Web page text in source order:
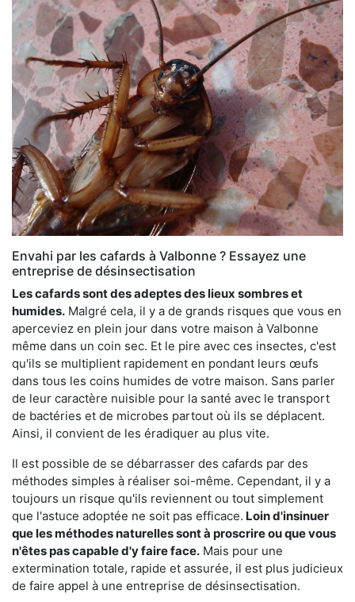
Envahi par les cafards à Valbonne ? Essayez une
entreprise de désinsectisation
Les cafards sont des adeptes des lieux sombres et
humides. Malgré cela, il y a de grands risques que vous en
aperceviez en plein jour dans votre maison à Valbonne
même dans un coin sec. Et le pire avec ces insectes, c'est
qu'ils se multiplient rapidement en pondant leurs œufs
dans tous les coins humides de votre maison. Sans parler
de leur caractère nuisible pour la santé avec le transport
de bactéries et de microbes partout où ils se déplacent.
Ainsi, il convient de les éradiquer au plus vite.
Il est possible de se débarrasser des cafards par des
méthodes simples à réaliser soi-même. Cependant, il y a
toujours un risque qu'ils reviennent ou tout simplement
que l'astuce adoptée ne soit pas efficace. Loin d'insinuer
que les méthodes naturelles sont à proscrire ou que vous
n'êtes pas capable d'y faire face. Mais pour une
extermination totale, rapide et assurée, il est plus judicieux
de faire appel à une entreprise de désinsectisation.